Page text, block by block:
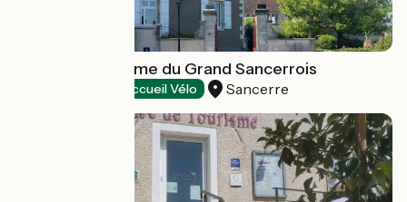
Office de tourisme du Grand Sancerrois
Accueil Vélo Sancerre